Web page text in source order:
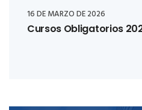
16 DE MARZO DE 2026
Cursos Obligatorios